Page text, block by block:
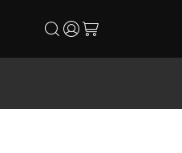
search usercart